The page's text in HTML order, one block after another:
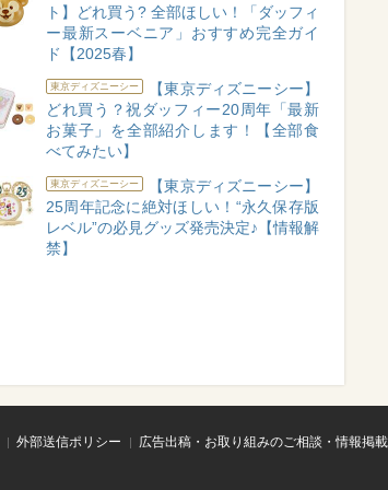
ト】どれ買う? 全部ほしい！「ダッフィ
ー最新スーベニア」おすすめ完全ガイ
ド【2025春】
東京ディズニーシー
【東京ディズニーシー】
どれ買う？祝ダッフィー20周年「最新
お菓子」を全部紹介します！【全部食
べてみたい】
東京ディズニーシー
【東京ディズニーシー】
25周年記念に絶対ほしい！“永久保存版
レベル”の必見グッズ発売決定♪【情報解
禁】
外部送信ポリシー
広告出稿・お取り組みのご相談・情報掲